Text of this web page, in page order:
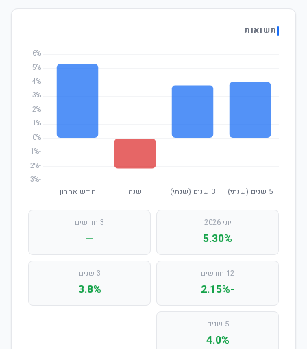
תשואות
יוני 2026
5.30%
3 חודשים
—
12 חודשים
-2.15%
3 שנים
3.8%
5 שנים
4.0%